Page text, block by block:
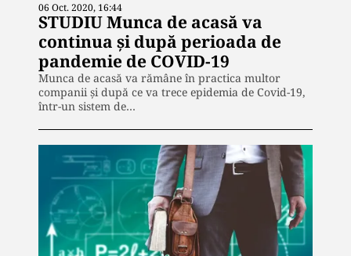
06 Oct. 2020, 16:44
STUDIU Munca de acasă va
continua și după perioada de
pandemie de COVID-19
Munca de acasă va rămâne în practica multor
companii și după ce va trece epidemia de Covid-19,
într-un sistem de…